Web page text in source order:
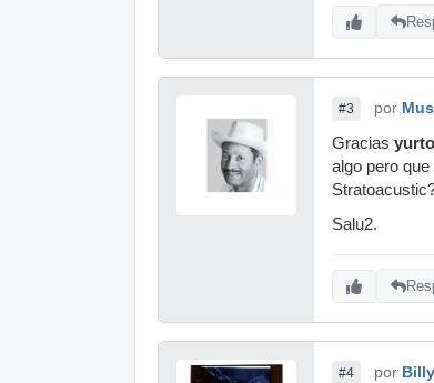
#3 por
Gracias
algo pero
Salu2.
#4 por